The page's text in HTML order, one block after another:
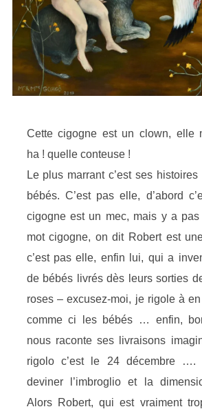
Cette cigogne est un clown, elle
ha ! quelle conteuse !
Le plus marrant c’est ses
bébés. C’est pas elle, d’abord
cigogne est un mec, mais y a
mot cigogne, on dit Robert est
c’est pas elle, enfin lui, qui a
de bébés livrés dès leurs sorties
roses – excusez-moi, je rigole à
comme ci les bébés … enfin,
nous raconte ses livraisons
rigolo c’est le 24 décembre ….
deviner l’imbroglio et la
Alors Robert, qui est vraiment